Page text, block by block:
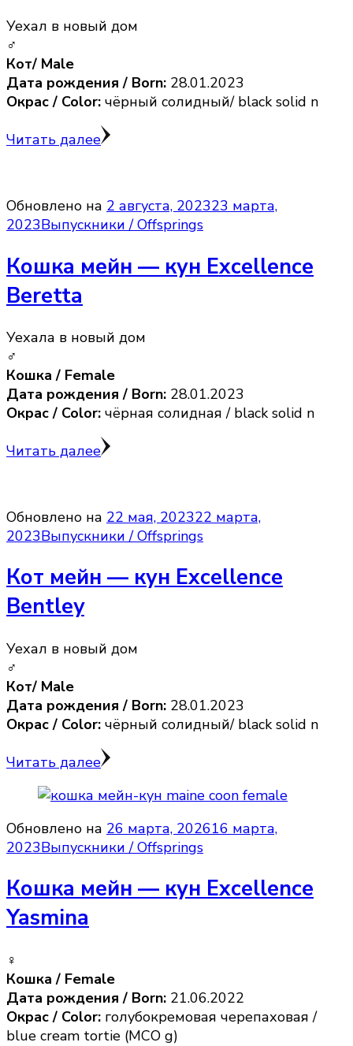
Уехал в новый дом
♂
Кот/ Male
Дата рождения / Born: 28.01.2023
Окрас / Color: чёрный солидный/ black solid n
Читать далее
Обновлено на 2 августа, 202323 марта,
2023Выпускники / Offsprings
Кошка мейн — кун Excellence
Beretta
Уехала в новый дом
♂
Кошка / Female
Дата рождения / Born: 28.01.2023
Окрас / Color: чёрная солидная / black solid n
Читать далее
Обновлено на 22 мая, 202322 марта,
2023Выпускники / Offsprings
Кот мейн — кун Excellence
Bentley
Уехал в новый дом
♂
Кот/ Male
Дата рождения / Born: 28.01.2023
Окрас / Color: чёрный солидный/ black solid n
Читать далее
Обновлено на 26 марта, 202616 марта,
2023Выпускники / Offsprings
Кошка мейн — кун Excellence
Yasmina
♀️
Кошка / Female
Дата рождения / Born: 21.06.2022
Окрас / Color: голубокремовая черепаховая /
blue cream tortie (MCO g)